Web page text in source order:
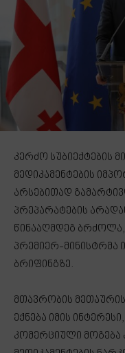
კერძო სუბიექტების
მედიკამენტების
არსებითად
პრეპარატების
წინააღმდეგ
პრემიერ-მინისტრმა
ბრიფინგზე.
მთავრობის
ექნება იმის
კომერციული მოგება